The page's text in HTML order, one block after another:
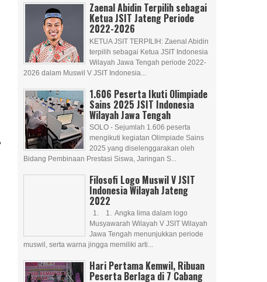
Zaenal Abidin Terpilih sebagai
Ketua JSIT Jateng Periode
2022-2026
KETUA JSIT TERPILIH: Zaenal Abidin
terpilih sebagai Ketua JSIT Indonesia
Wilayah Jawa Tengah periode 2022-
2026 dalam Muswil V JSIT Indonesia...
1.606 Peserta Ikuti Olimpiade
Sains 2025 JSIT Indonesia
Wilayah Jawa Tengah
SOLO - Sejumlah 1.606 peserta
mengikuti kegiatan Olimpiade Sains
2025 yang diselenggarakan oleh
Bidang Pembinaan Prestasi Siswa, Jaringan S...
Filosofi Logo Muswil V JSIT
Indonesia Wilayah Jateng
2022
1. 1. Angka lima dalam logo
Musyawarah Wilayah V JSIT Wilayah
Jawa Tengah menunjukkan periode
muswil, serta warna jingga memiliki arti...
Hari Pertama Kemwil, Ribuan
Peserta Berlaga di 7 Cabang